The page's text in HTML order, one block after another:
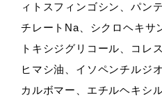
ィトスフィンゴシン、パン
チレートNa、シクロヘキサ
トキシジグリコール、コレ
ヒマシ油、イソペンチルジ
カルボマー、エチルヘキシ